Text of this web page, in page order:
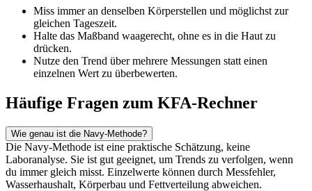
Miss immer an denselben Körperstellen und möglichst zur
gleichen Tageszeit.
Halte das Maßband waagerecht, ohne es in die Haut zu
drücken.
Nutze den Trend über mehrere Messungen statt einen
einzelnen Wert zu überbewerten.
Häufige Fragen zum KFA-Rechner
Wie genau ist die Navy-Methode?
Die Navy-Methode ist eine praktische Schätzung, keine
Laboranalyse. Sie ist gut geeignet, um Trends zu verfolgen, wenn
du immer gleich misst. Einzelwerte können durch Messfehler,
Wasserhaushalt, Körperbau und Fettverteilung abweichen.